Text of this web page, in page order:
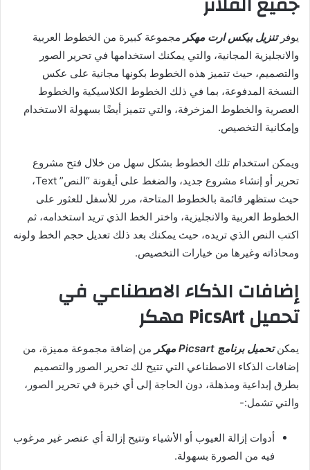
يوفرتنزيل بيكس ارت مهكر مجموعة كبيرة من الخطوط العربية
والانجليزية المجانية، والتي يمكنك استخدامها في تحرير الصور
والتصميم، حيث تتميز هذه الخطوط بكونها مجانية على عكس
النسخة المدفوعة، بما في ذلك الخطوط الكلاسيكية والخطوط
العصرية والخطوط المزخرفة، والتي تتميز أيضًا بسهولة الاستخدام
وإمكانية التخصيص.
ويمكن استخدام تلك الخطوط بشكل سهل من خلال فتح مشروع
تحرير أو إنشاء مشروع جديد، والضغط على أيقونة “النص” Text،
حيث ستظهر قائمة بالخطوط المتاحة، مرر للأسفل للعثور على
الخطوط العربية والانجليزية، واختر الخط الذي تريد استخدامه، ثم
اكتب النص الذي تريده، حيث يمكنك بعد ذلك تعديل حجم الخط ولونه
ومحاذاته وغيرها من خيارات التخصيص.
إضافات الذكاء الاصطناعي في
تحميل PicsArt مهكر
يمكنتحميل برنامج Picsart مهكر
من إضافة مجموعة مميزة، من
إضافات الذكاء الاصطناعي التي تتيح لك تحرير الصور والتصميم
بطرق إبداعية ومذهلة، دون الحاجة إلى أي خبرة في تحرير الصور،
والتي تشمل:-
أدوات إزالة العيوب أو الأشياء وتتيح إزالة أي عنصر غير مرغوب
فيه من الصورة بسهولة.